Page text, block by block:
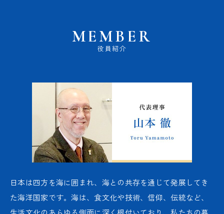
MEMBER
役員紹介
日本は四方を海に囲まれ、海との共存を通じて発展してき
た海洋国家です。海は、食文化や技術、信仰、伝統など、